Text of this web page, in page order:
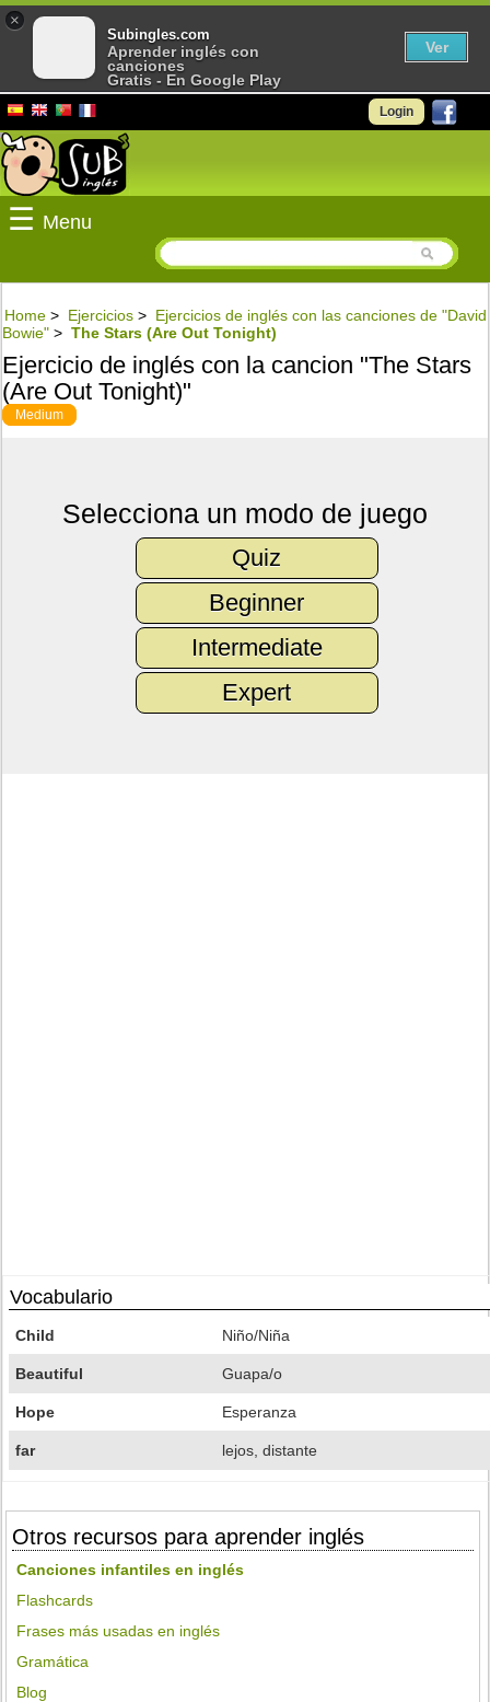
Login
☰ Menu
Home > Ejercicios > Ejercicios de inglés con las canciones de "David
Bowie" > The Stars (Are Out Tonight)
Ejercicio de inglés con la cancion "The Stars
(Are Out Tonight)"
Medium
Selecciona un modo de juego
Quiz
Beginner
Intermediate
Expert
Vocabulario
Child Niño/Niña
Beautiful Guapa/o
Hope Esperanza
far lejos, distante
Otros recursos para aprender inglés
Canciones infantiles en inglés
Flashcards
Frases más usadas en inglés
Gramática
Blog
×
Subingles.com
Aprender inglés con
canciones
Gratis - En Google Play
Ver